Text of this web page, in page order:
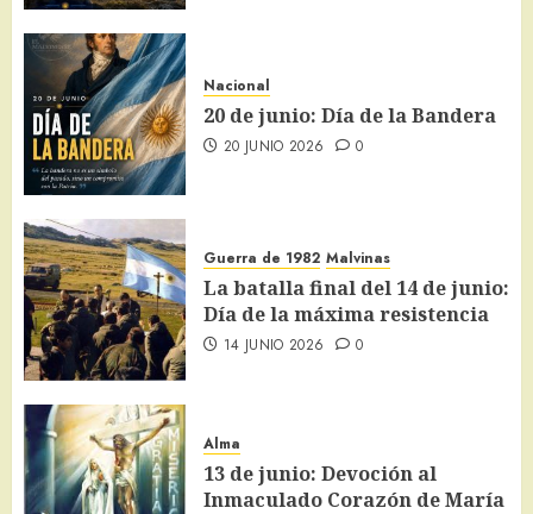
Nacional
20 de junio: Día de la Bandera
20 JUNIO 2026 0
Guerra de 1982 Malvinas
La batalla final del 14 de junio:
Día de la máxima resistencia
14 JUNIO 2026 0
Alma
13 de junio: Devoción al
Inmaculado Corazón de María